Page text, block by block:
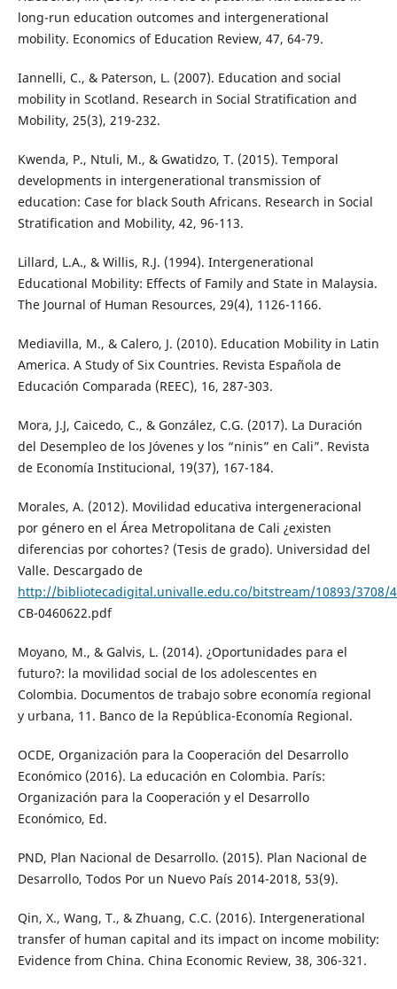
long-run education outcomes and intergenerational
mobility. Economics of Education Review, 47, 64-79.
Iannelli, C., & Paterson, L. (2007). Education and social
mobility in Scotland. Research in Social Stratification and
Mobility, 25(3), 219-232.
Kwenda, P., Ntuli, M., & Gwatidzo, T. (2015). Temporal
developments in intergenerational transmission of
education: Case for black South Africans. Research in Social
Stratification and Mobility, 42, 96-113.
Lillard, L.A., & Willis, R.J. (1994). Intergenerational
Educational Mobility: Effects of Family and State in Malaysia.
The Journal of Human Resources, 29(4), 1126-1166.
Mediavilla, M., & Calero, J. (2010). Education Mobility in Latin
America. A Study of Six Countries. Revista Española de
Educación Comparada (REEC), 16, 287-303.
Mora, J.J, Caicedo, C., & González, C.G. (2017). La Duración
del Desempleo de los Jóvenes y los “ninis” en Cali”. Revista
de Economía Institucional, 19(37), 167-184.
Morales, A. (2012). Movilidad educativa intergeneracional
por género en el Área Metropolitana de Cali ¿existen
diferencias por cohortes? (Tesis de grado). Universidad del
Valle. Descargado de
http://bibliotecadigital.univalle.edu.co/bitstream/10893/3708/
CB-0460622.pdf
Moyano, M., & Galvis, L. (2014). ¿Oportunidades para el
futuro?: la movilidad social de los adolescentes en
Colombia. Documentos de trabajo sobre economía regional
y urbana, 11. Banco de la República-Economía Regional.
OCDE, Organización para la Cooperación del Desarrollo
Económico (2016). La educación en Colombia. París:
Organización para la Cooperación y el Desarrollo
Económico, Ed.
PND, Plan Nacional de Desarrollo. (2015). Plan Nacional de
Desarrollo, Todos Por un Nuevo País 2014-2018, 53(9).
Qin, X., Wang, T., & Zhuang, C.C. (2016). Intergenerational
transfer of human capital and its impact on income mobility:
Evidence from China. China Economic Review, 38, 306-321.